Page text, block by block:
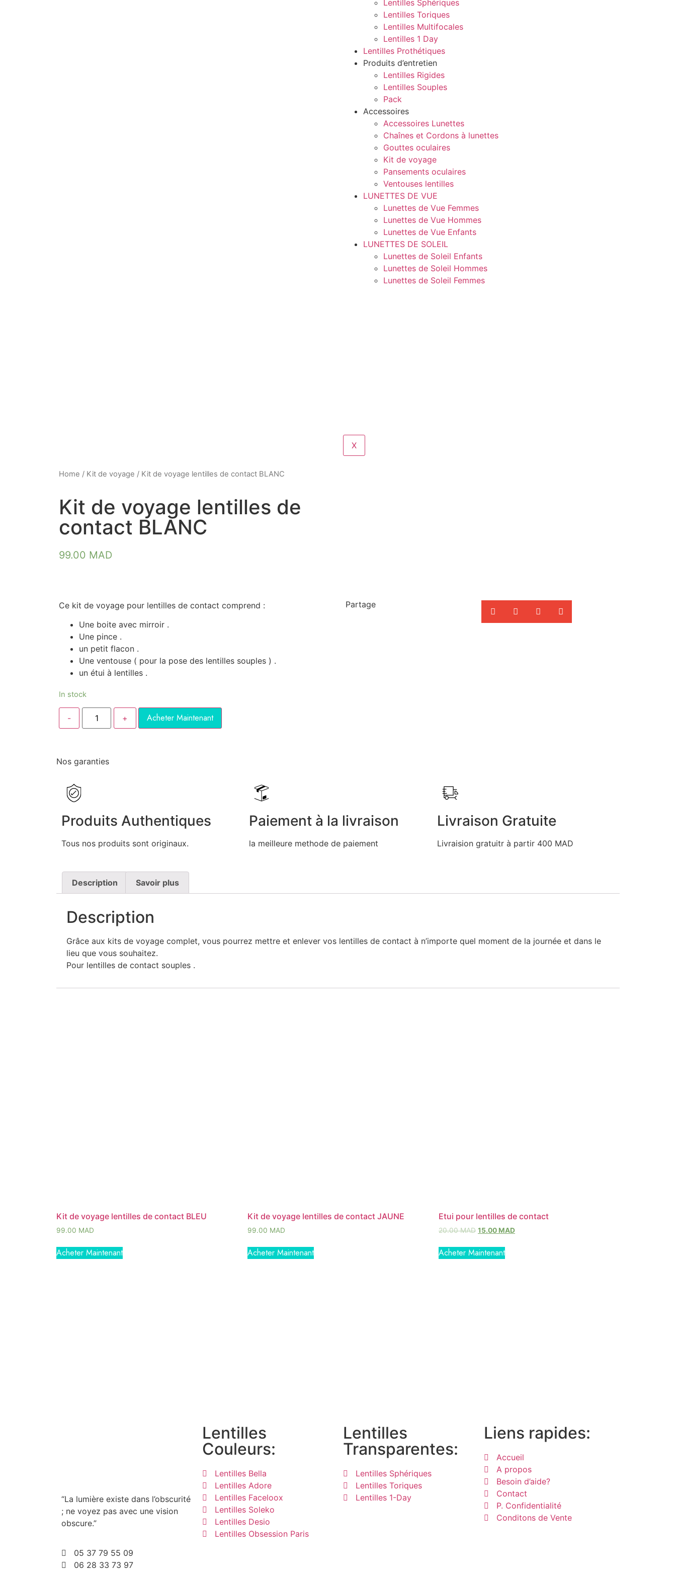
Lentilles Sphériques
Lentilles Toriques
Lentilles Multifocales
Lentilles 1 Day
Lentilles Prothétiques
Produits d’entretien
Lentilles Rigides
Lentilles Souples
Pack
Accessoires
Accessoires Lunettes
Chaînes et Cordons à lunettes
Gouttes oculaires
Kit de voyage
Pansements oculaires
Ventouses lentilles
LUNETTES DE VUE
Lunettes de Vue Femmes
Lunettes de Vue Hommes
Lunettes de Vue Enfants
LUNETTES DE SOLEIL
Lunettes de Soleil Enfants
Lunettes de Soleil Hommes
Lunettes de Soleil Femmes
X
Home / Kit de voyage / Kit de voyage lentilles de contact BLANC
Kit de voyage lentilles de
contact BLANC
99.00 MAD
Ce kit de voyage pour lentilles de contact comprend :
Une boite avec mirroir .
Une pince .
un petit flacon .
Une ventouse ( pour la pose des lentilles souples ) .
un étui à lentilles .
In stock
Acheter Maintenant
Partage
Nos garanties
Produits Authentiques
Tous nos produits sont originaux.
Paiement à la livraison
la meilleure methode de paiement
Livraison Gratuite
Livraision gratuitr à partir 400 MAD
Description Savoir plus
Description
Grâce aux kits de voyage complet, vous pourrez mettre et enlever vos lentilles de contact à n’importe quel moment de la journée et dans le
lieu que vous souhaitez.
Pour lentilles de contact souples .
Kit de voyage lentilles de contact BLEU
99.00 MAD
Acheter Maintenant
Kit de voyage lentilles de contact JAUNE
99.00 MAD
Acheter Maintenant
Etui pour lentilles de contact
20.00MAD 15.00 MAD
Acheter Maintenant
“La lumière existe dans l’obscurité
; ne voyez pas avec une vision
obscure.”
05 37 79 55 09
06 28 33 73 97
Lentilles
Couleurs:
Lentilles Bella
Lentilles Adore
Lentilles Faceloox
Lentilles Soleko
Lentilles Desio
Lentilles Obsession Paris
Lentilles
Transparentes:
Lentilles Sphériques
Lentilles Toriques
Lentilles 1-Day
Liens rapides:
Accueil
A propos
Besoin d’aide?
Contact
P. Confidentialité
Conditons de Vente